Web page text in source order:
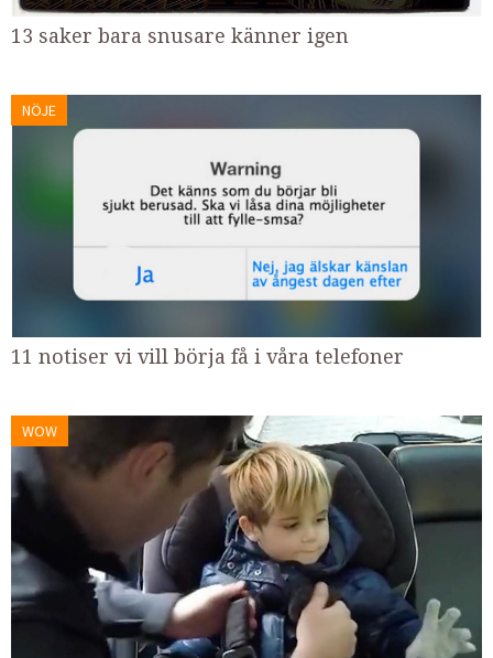
13 saker bara snusare känner igen
NÖJE
11 notiser vi vill börja få i våra telefoner
WOW